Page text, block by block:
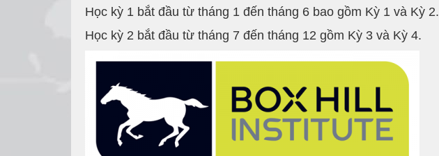
Học kỳ 1 bắt đầu từ tháng 1 đến tháng 6 bao gồm Kỳ 1 và Kỳ 2.
Học kỳ 2 bắt đầu từ tháng 7 đến tháng 12 gồm Kỳ 3 và Kỳ 4.